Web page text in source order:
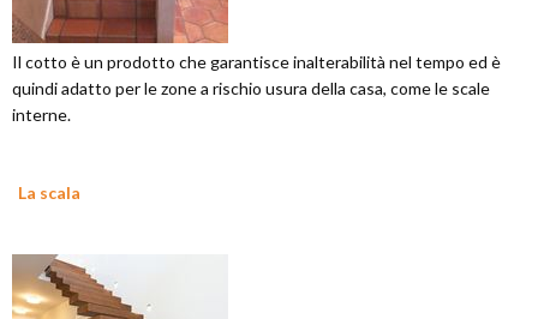
Il cotto è un prodotto che garantisce inalterabilità nel tempo ed è
quindi adatto per le zone a rischio usura della casa, come le scale
interne.
La scala